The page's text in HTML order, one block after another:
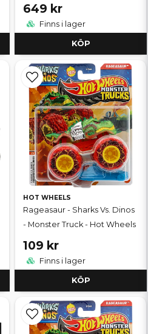
649 kr
Finns i lager
KÖP
HOT WHEELS
Rageasaur - Sharks Vs. Dinos
- Monster Truck - Hot Wheels
109 kr
Finns i lager
KÖP